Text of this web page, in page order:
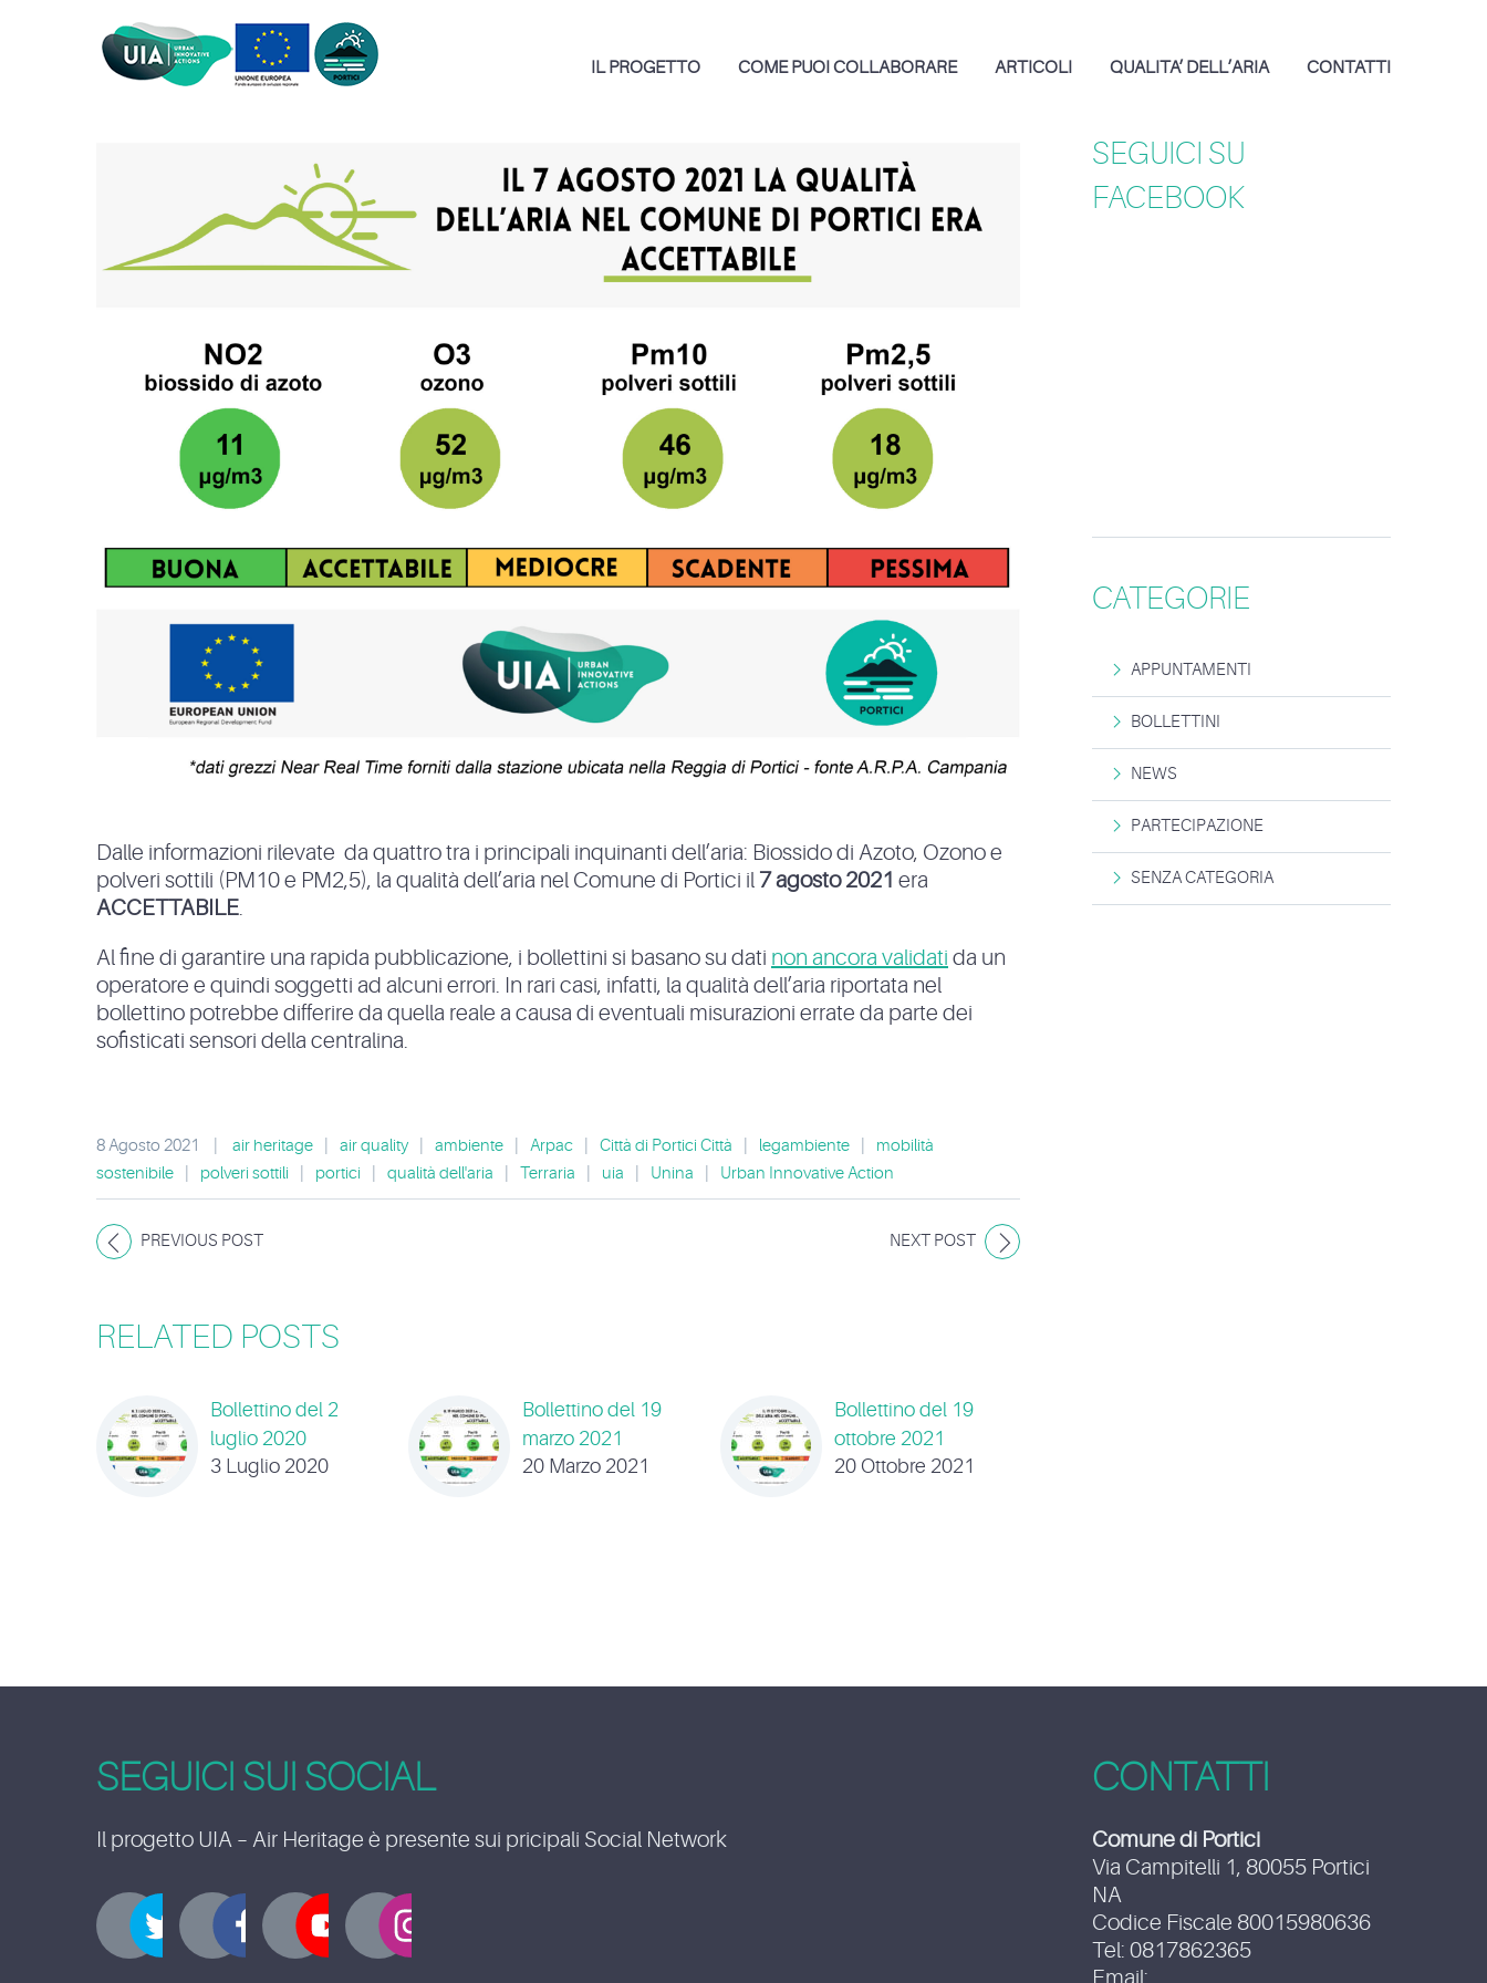
IL PROGETTO COME PUOI COLLABORARE ARTICOLI QUALITA’ DELL’ARIA CONTATTI
Dalle informazioni rilevate da quattro tra i principali inquinanti dell’aria: Biossido di Azoto, Ozono e
polveri sottili (PM10 e PM2,5), la qualità dell’aria nel Comune di Portici il 7 agosto 2021 era
ACCETTABILE.
Al fine di garantire una rapida pubblicazione, i bollettini si basano su dati non ancora validati da un
operatore e quindi soggetti ad alcuni errori. In rari casi, infatti, la qualità dell’aria riportata nel
bollettino potrebbe differire da quella reale a causa di eventuali misurazioni errate da parte dei
sofisticati sensori della centralina.
8 Agosto 2021 air heritage air quality ambiente Arpac Città di Portici Città legambiente
mobilità
sostenibile
polveri sottili portici qualità dell'aria Terraria uia Unina Urban Innovative Action
PREVIOUS POST NEXT POST
RELATED POSTS
Bollettino del 2
luglio 2020
3 Luglio 2020
Bollettino del 19
marzo 2021
20 Marzo 2021
Bollettino del 19
ottobre 2021
20 Ottobre 2021
SEGUICI SU
FACEBOOK
CATEGORIE
APPUNTAMENTI
BOLLETTINI
NEWS
PARTECIPAZIONE
SENZA CATEGORIA
SEGUICI SUI SOCIAL
Il progetto UIA – Air Heritage è presente sui pricipali Social Network
CONTATTI
Comune di Portici
Via Campitelli 1, 80055 Portici
NA
Codice Fiscale 80015980636
Tel: 0817862365